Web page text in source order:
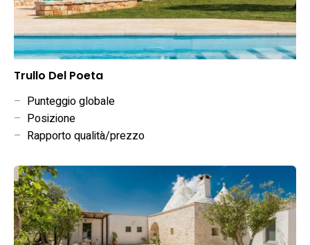
Trullo Del Poeta
– Punteggio globale
– Posizione
– Rapporto qualità/prezzo